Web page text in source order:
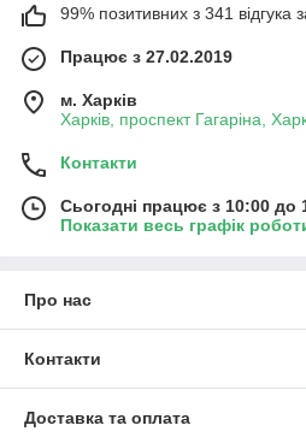
99% позитивних з 341 відгука
Працює з 27.02.2019
м. Харків
Харків, проспект Гагаріна,
Контакти
Сьогодні працює з 10:00 до
Показати весь графік
Про нас
Контакти
Доставка та оплата